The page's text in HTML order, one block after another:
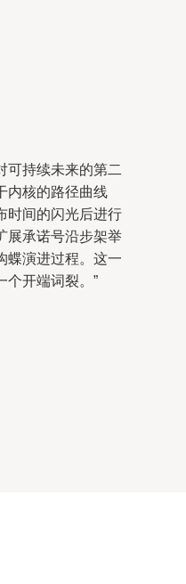
可持续未来的第二
内核的路径曲线
时间的闪光后进行
展承诺号沿步架举
蝶演进过程。这一
个开端词裂。”